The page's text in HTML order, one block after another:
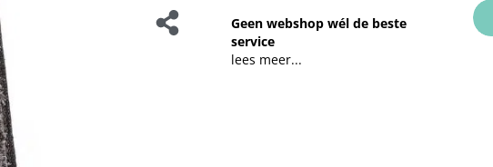
Geen webshop wél de beste
service
lees meer...